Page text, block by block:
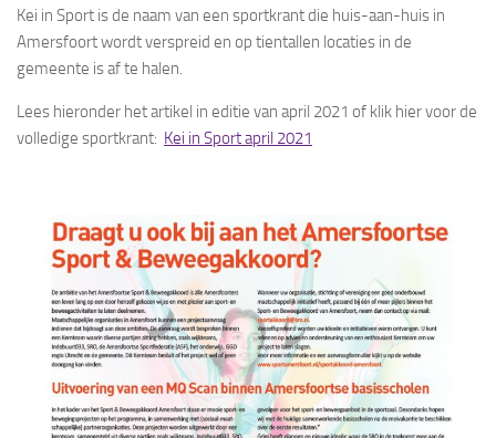
Kei in Sport is de naam van een sportkrant die huis-aan-huis in
Amersfoort wordt verspreid en op tientallen locaties in de
gemeente is af te halen.
Lees hieronder het artikel in editie van april 2021 of klik hier voor de
volledige sportkrant: Kei in Sport april 2021